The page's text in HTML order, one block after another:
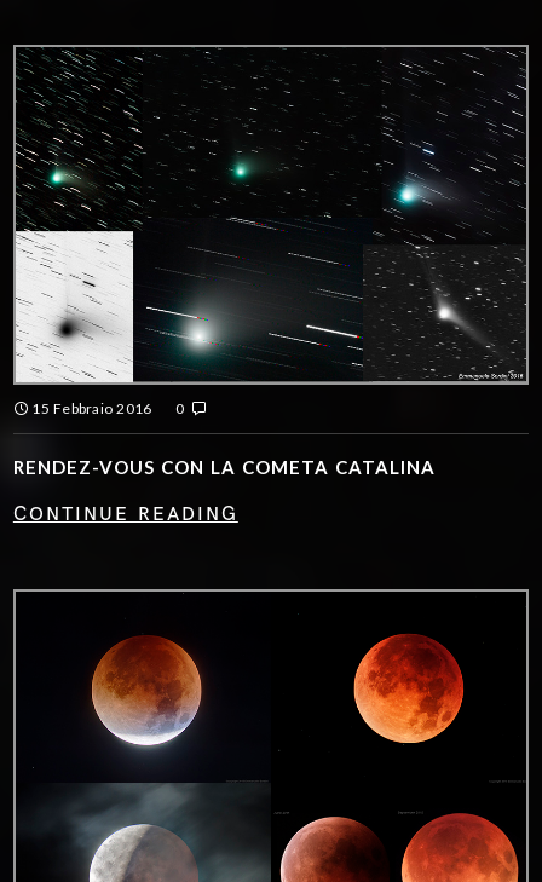
15 Febbraio 2016 0
RENDEZ-VOUS CON LA COMETA CATALINA
CONTINUE READING